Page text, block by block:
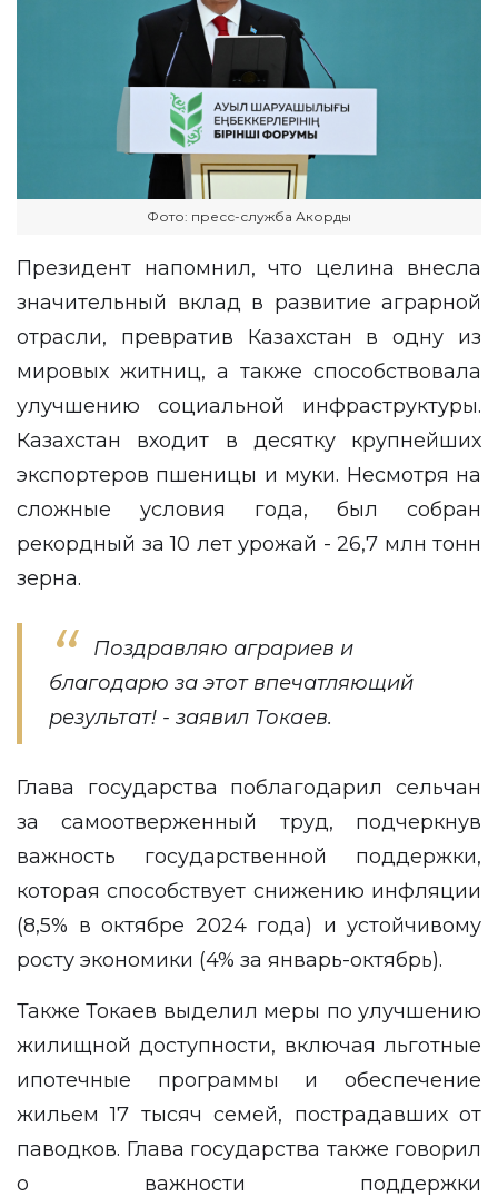
Фото: пресс-служба Акорды
Президент напомнил, что целина внесла
значительный вклад в развитие аграрной
отрасли, превратив Казахстан в одну из
мировых житниц, а также способствовала
улучшению социальной инфраструктуры.
Казахстан входит в десятку крупнейших
экспортеров пшеницы и муки. Несмотря на
сложные условия года, был собран
рекордный за 10 лет урожай - 26,7 млн тонн
зерна.
Поздравляю аграриев и
благодарю за этот впечатляющий
результат! - заявил Токаев.
Глава государства поблагодарил сельчан
за самоотверженный труд, подчеркнув
важность государственной поддержки,
которая способствует снижению инфляции
(8,5% в октябре 2024 года) и устойчивому
росту экономики (4% за январь-октябрь).
Также Токаев выделил меры по улучшению
жилищной доступности, включая льготные
ипотечные программы и обеспечение
жильем 17 тысяч семей, пострадавших от
паводков. Глава государства также говорил
о важности поддержки